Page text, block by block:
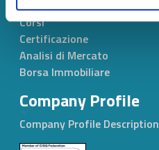
Corsi
Certificazione
Analisi di Mercato
Borsa Immobiliare
Company Profile
Company Profile Description